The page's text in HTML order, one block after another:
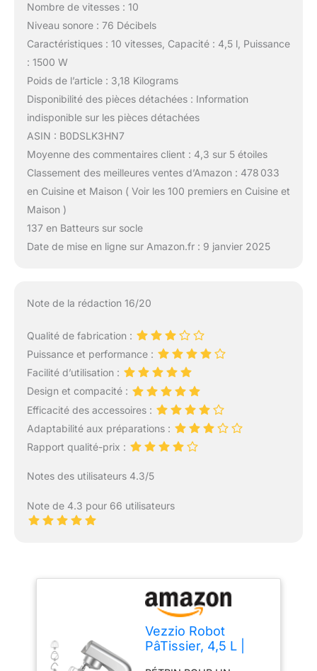
Nombre de vitesses : 10
Niveau sonore : 76 Décibels
Caractéristiques : 10 vitesses, Capacité : 4,5 l, Puissance
: 1500 W
Poids de l’article : 3,18 Kilograms
Disponibilité des pièces détachées : Information
indisponible sur les pièces détachées
ASIN : B0DSLK3HN7
Moyenne des commentaires client : 4,3 sur 5 étoiles
Classement des meilleures ventes d’Amazon : 478 033
en Cuisine et Maison ( Voir les 100 premiers en Cuisine et
Maison )
137 en Batteurs sur socle
Date de mise en ligne sur Amazon.fr : 9 janvier 2025
Note de la rédaction 16/20
Qualité de fabrication :
Puissance et performance :
Facilité d’utilisation :
Design et compacité :
Efficacité des accessoires :
Adaptabilité aux préparations :
Rapport qualité-prix :
Notes des utilisateurs 4.3/5
Note de 4.3 pour 66 utilisateurs
Vezzio Robot
PâTissier, 4,5 L |